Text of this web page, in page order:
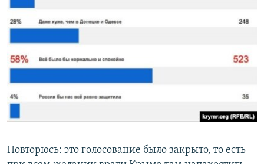
Повторюсь: это голосование было закрыто, то есть